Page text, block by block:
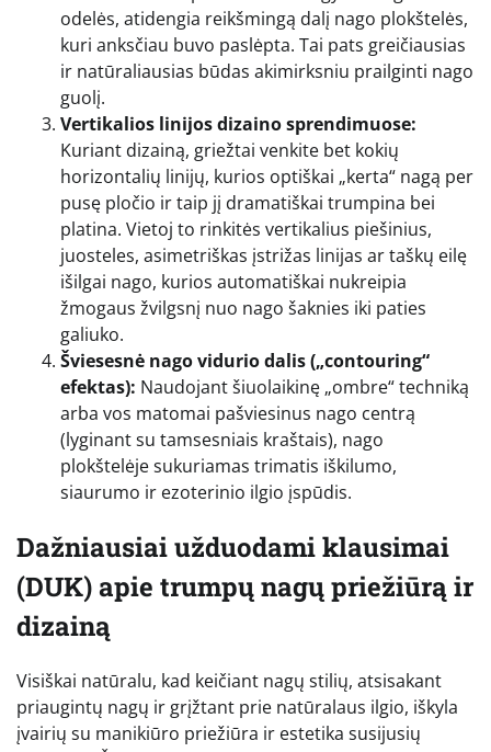
odelės, atidengia reikšmingą dalį nago plokštelės,
kuri anksčiau buvo paslėpta. Tai pats greičiausias
ir natūraliausias būdas akimirksniu prailginti nago
guolį.
Vertikalios linijos dizaino sprendimuose:
Kuriant dizainą, griežtai venkite bet kokių
horizontalių linijų, kurios optiškai „kerta“ nagą per
pusę pločio ir taip jį dramatiškai trumpina bei
platina. Vietoj to rinkitės vertikalius piešinius,
juosteles, asimetriškas įstrižas linijas ar taškų eilę
išilgai nago, kurios automatiškai nukreipia
žmogaus žvilgsnį nuo nago šaknies iki paties
galiuko.
Šviesesnė nago vidurio dalis („contouring“
efektas): Naudojant šiuolaikinę „ombre“ techniką
arba vos matomai pašviesinus nago centrą
(lyginant su tamsesniais kraštais), nago
plokštelėje sukuriamas trimatis iškilumo,
siaurumo ir ezoterinio ilgio įspūdis.
Dažniausiai užduodami klausimai
(DUK) apie trumpų nagų priežiūrą ir
dizainą
Visiškai natūralu, kad keičiant nagų stilių, atsisakant
priaugintų nagų ir grįžtant prie natūralaus ilgio, iškyla
įvairių su manikiūro priežiūra ir estetika susijusių